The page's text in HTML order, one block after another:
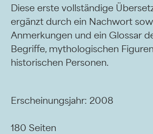
Diese erste vollständige
ergänzt durch ein Nachwort
Anmerkungen und ein Glossar
Begriffe, mythologischen
historischen Personen.
Erscheinungsjahr: 2008
180 Seiten